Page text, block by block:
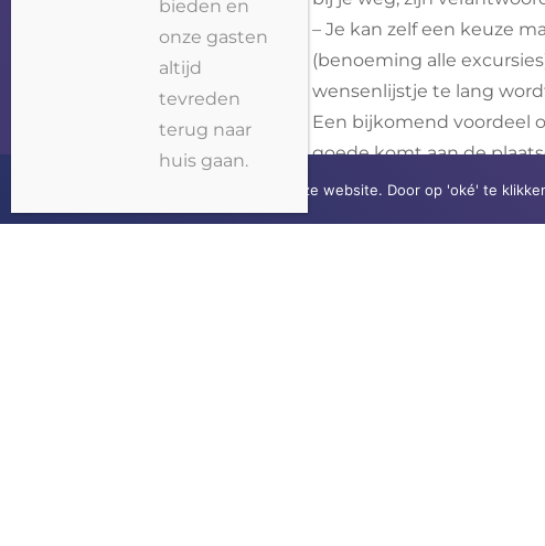
– Je kan zelf een keuze
(benoeming alle
wensenlijstje te lang
Een bijkomend voordeel
goede komt aan de
Veel plezier!
bieden en
onze gasten
altijd
tevreden
terug naar
huis gaan.
Wij gebruiken cookies op onze website. Door op 'oké' te